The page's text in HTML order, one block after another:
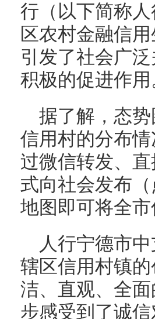
行（以下简称
区农村金融信
引发了社会广
积极的促进作用
据了解，态
信用村的分布
过微信转发、
式向社会发布
地图即可将全
人行宁德市
辖区信用村镇
洁、直观、全
步感受到了诚